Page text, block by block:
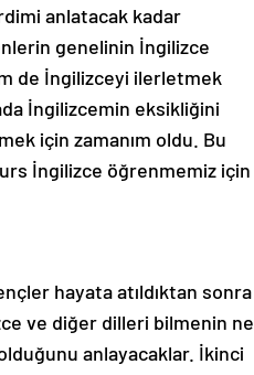
anlatacak kadar
genelinin İngilizce
de İngilizceyi ilerletmek
İngilizcemin eksikliğini
için zamanım oldu. Bu
İngilizce öğrenmemiz için
hayata atıldıktan sonra
ve diğer dilleri bilmenin ne
anlayacaklar. İkinci